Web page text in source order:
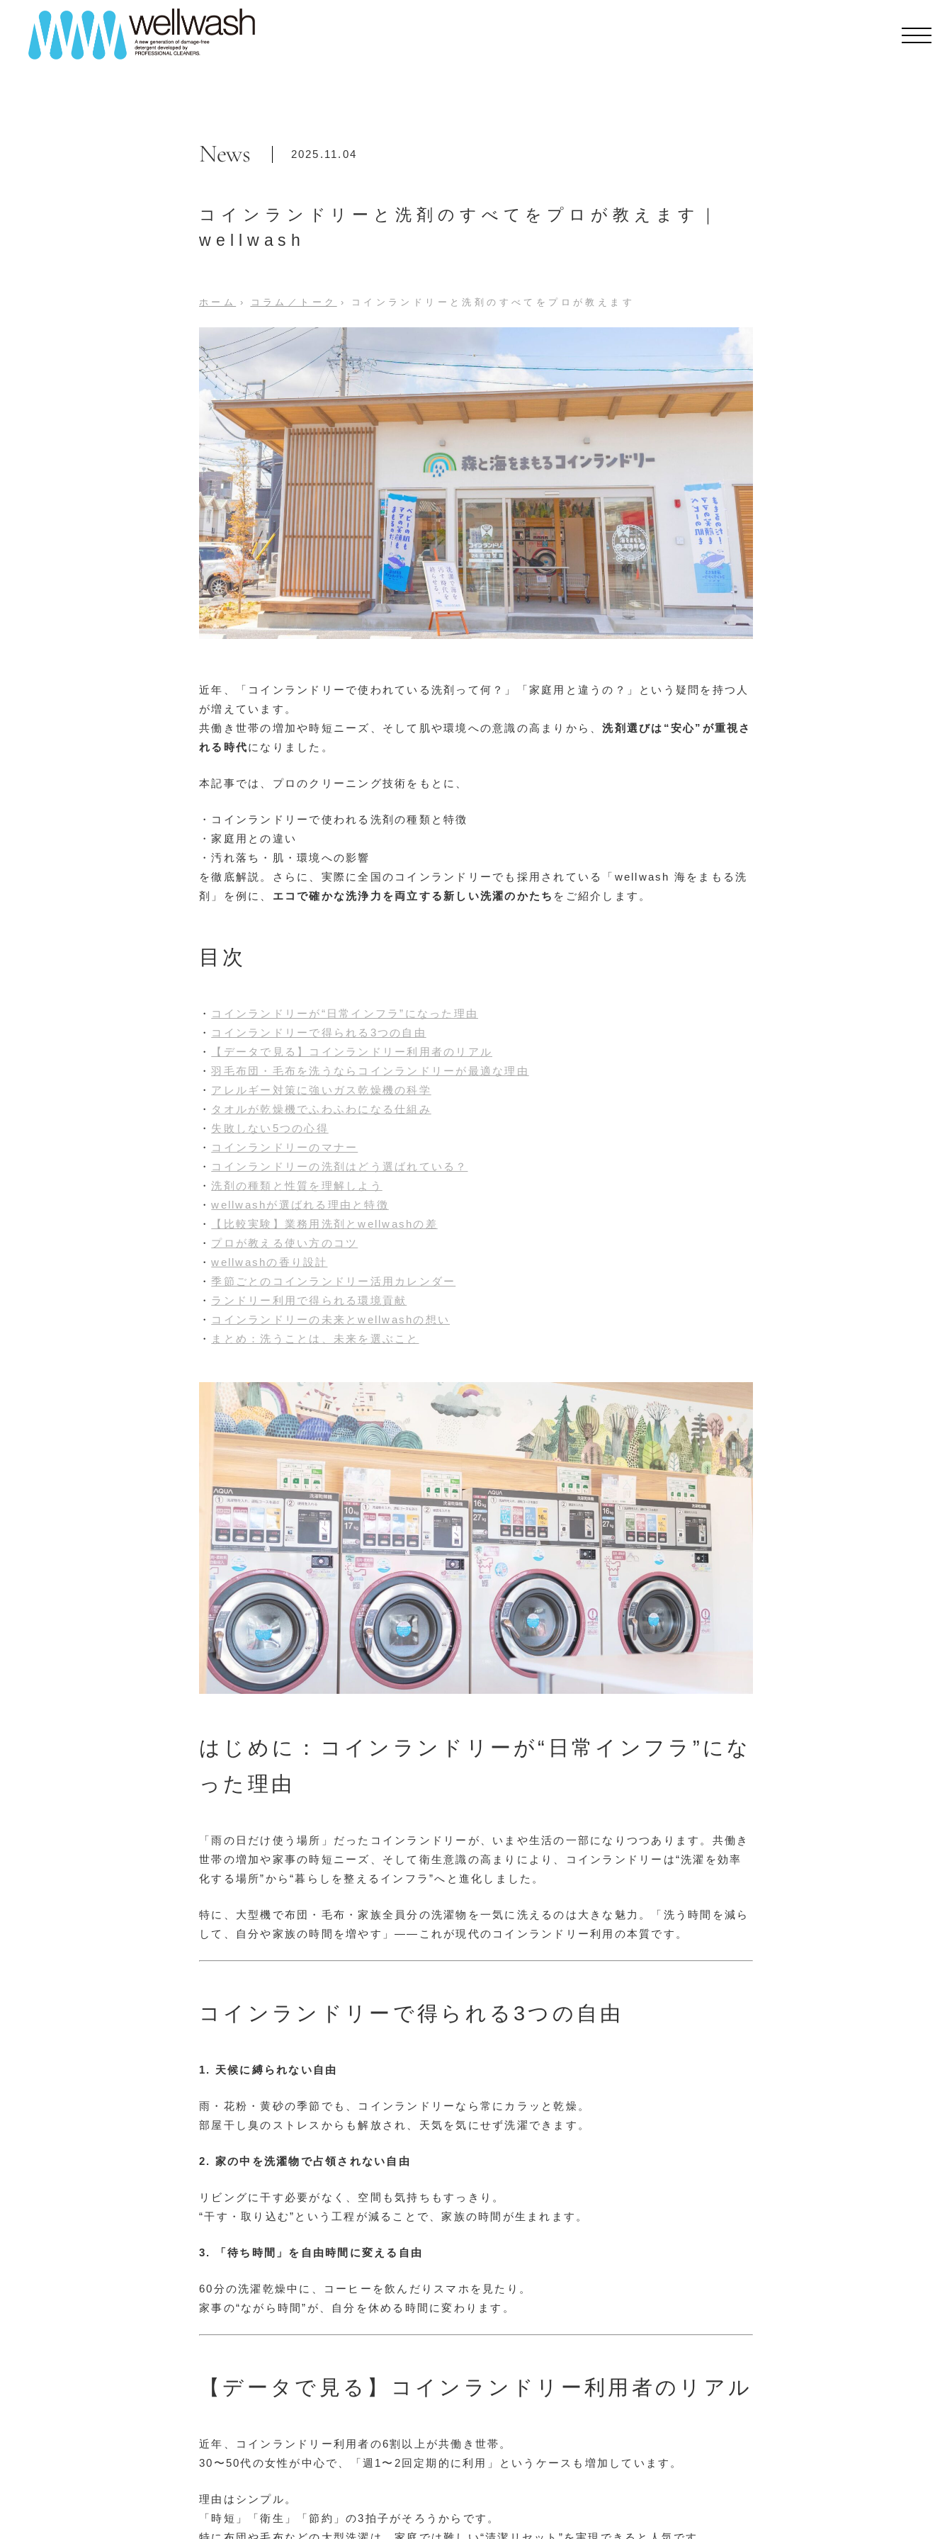
News 2025.11.04
コインランドリーと洗剤のすべてをプロが教えます｜
wellwash
ホーム › コラム／トーク › コインランドリーと洗剤のすべてをプロが教えます
近年、「コインランドリーで使われている洗剤って何？」「家庭用と違うの？」という疑問を持つ人
が増えています。
共働き世帯の増加や時短ニーズ、そして肌や環境への意識の高まりから、洗剤選びは“安心”が重視さ
れる時代になりました。
本記事では、プロのクリーニング技術をもとに、
・コインランドリーで使われる洗剤の種類と特徴
・家庭用との違い
・汚れ落ち・肌・環境への影響
を徹底解説。さらに、実際に全国のコインランドリーでも採用されている「wellwash 海をまもる洗
剤」を例に、 エコで確かな洗浄力を両立する新しい洗濯のかたち をご紹介します。
目次
・ コインランドリーが“日常インフラ”になった理由
・ コインランドリーで得られる3つの自由
・
【データで見る】コインランドリー利用者のリアル
・羽毛布団・毛布を洗うならコインランドリーが最適な理由
・ アレルギー対策に強いガス乾燥機の科学
・ タオルが乾燥機でふわふわになる仕組み
・ 失敗しない5つの心得
・ コインランドリーのマナー
・ コインランドリーの洗剤はどう選ばれている？
・洗剤の種類と性質を理解しよう
・wellwashが選ばれる理由と特徴
・
【比較実験】業務用洗剤とwellwashの差
・ プロが教える使い方のコツ
・wellwashの香り設計
・ 季節ごとのコインランドリー活用カレンダー
・ ランドリー利用で得られる環境貢献
・ コインランドリーの未来とwellwashの想い
・
まとめ：洗うことは、未来を選ぶこと
はじめに：コインランドリーが“日常インフラ”にな
った理由
「雨の日だけ使う場所」だったコインランドリーが、いまや生活の一部になりつつあります。共働き
世帯の増加や家事の時短ニーズ、そして衛生意識の高まりにより、コインランドリーは“洗濯を効率
化する場所”から“暮らしを整えるインフラ”へと進化しました。
特に、大型機で布団・毛布・家族全員分の洗濯物を一気に洗えるのは大きな魅力。「洗う時間を減ら
して、自分や家族の時間を増やす」――これが現代のコインランドリー利用の本質です。
コインランドリーで得られる3つの自由
1. 天候に縛られない自由
雨・花粉・黄砂の季節でも、コインランドリーなら常にカラッと乾燥。
部屋干し臭のストレスからも解放され、天気を気にせず洗濯できます。
2. 家の中を洗濯物で占領されない自由
リビングに干す必要がなく、空間も気持ちもすっきり。
“干す・取り込む”という工程が減ることで、家族の時間が生まれます。
3. 「待ち時間」を自由時間に変える自由
60分の洗濯乾燥中に、コーヒーを飲んだりスマホを見たり。
家事の“ながら時間”が、自分を休める時間に変わります。
【データで見る】コインランドリー利用者のリアル
近年、コインランドリー利用者の6割以上が共働き世帯。
30〜50代の女性が中心で、「週1〜2回定期的に利用」というケースも増加しています。
理由はシンプル。
「時短」「衛生」「節約」の3拍子がそろうからです。